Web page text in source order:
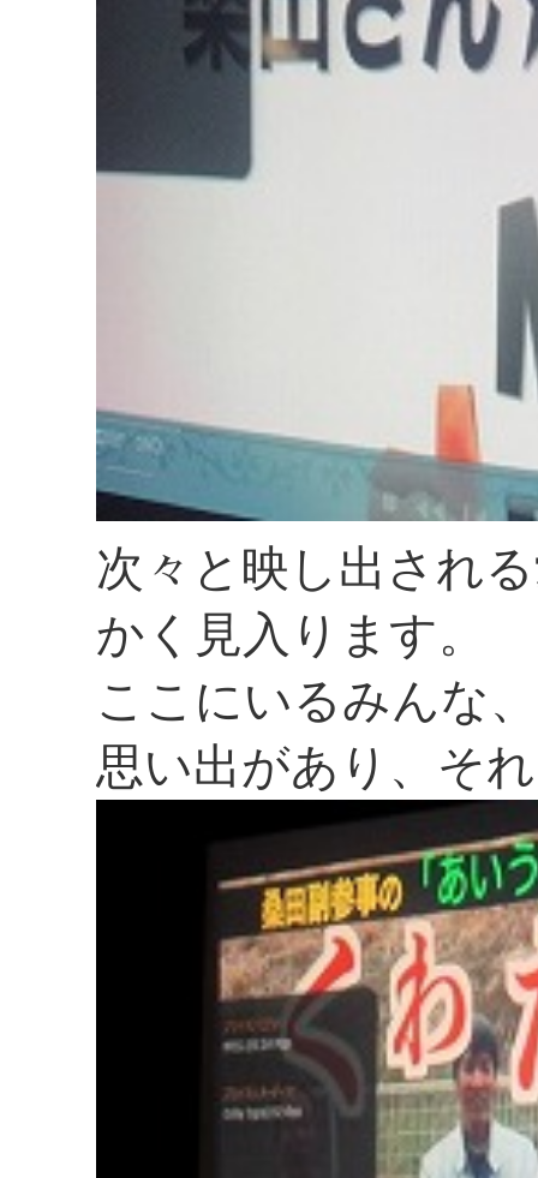
次々と映し出され
かく見入ります。
ここにいるみんな
思い出があり、そ